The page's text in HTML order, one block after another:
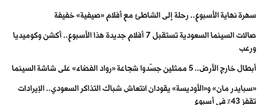
سهرة نهاية الأسبوع.. رحلة إلى الشاطئ مع أفلام «صيفية» خفيفة
صالات السينما السعودية تستقبل 7 أفلام جديدة هذا الأسبوع.. أكشن وكوميديا
ورعب
أبطال خارج الأرض.. 5 ممثلين جسّدوا شجاعة «رواد الفضاء» على شاشة السينما
«سبايدر مان» و«الأوديسة» يقودان انتعاش شباك التذاكر السعودي.. الإيرادات
تقفز 43% في أسبوع